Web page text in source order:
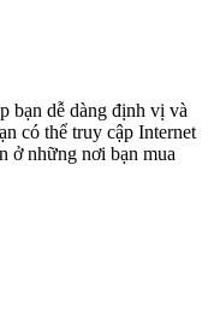
bạn dễ dàng định vị và
có thể truy cập Internet
ở những nơi bạn mua